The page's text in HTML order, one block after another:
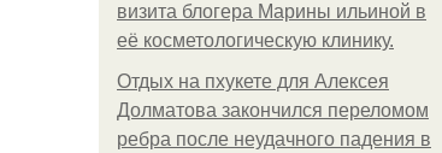
визита блогера Марины ильиной в
её косметологическую клинику.
Отдых на пхукете для Алексея
Долматова закончился переломом
ребра после неудачного падения в